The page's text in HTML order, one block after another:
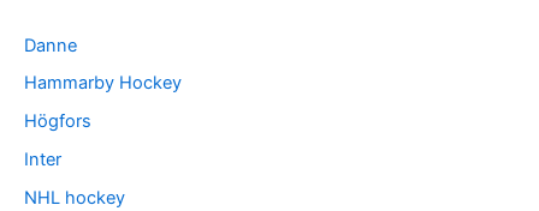
Danne
Hammarby Hockey
Högfors
Inter
NHL hockey